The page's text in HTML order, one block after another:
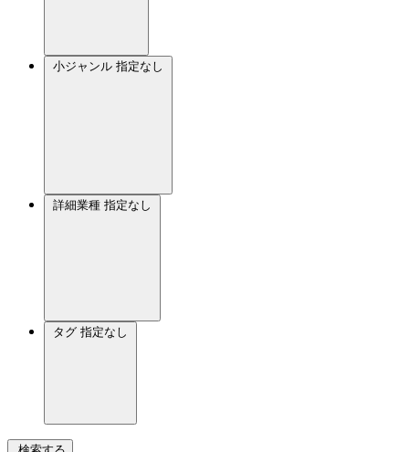
小ジャンル 指定なし
詳細業種 指定なし
タグ 指定なし